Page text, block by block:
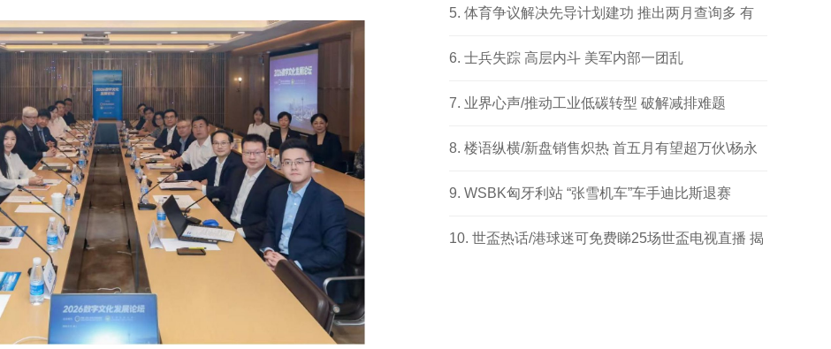
体育争议解决先导计划建功 推出两月查询多 有
成功个案
士兵失踪 高层内斗 美军内部一团乱
业界心声/推动工业低碳转型 破解减排难题
楼语纵横/新盘销售炽热 首五月有望超万伙\杨永
健 WSBK匈牙利站 “张雪机车”车手迪比斯退赛
世盃热话/港球迷可免费睇25场世盃电视直播 揭